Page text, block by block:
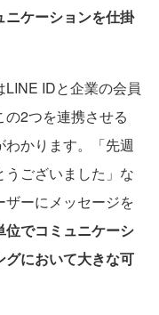
ケーションを仕掛
IDと企業の会員
2つを連携させる
かります。「先週
ございました」な
ーにメッセージを
位でコミュニケーシ
グにおいて大きな可